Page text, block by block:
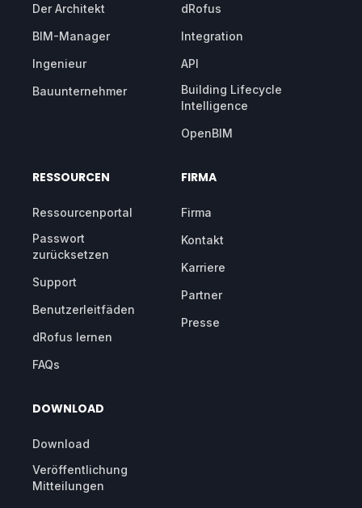
Der Architekt
BIM-Manager
Ingenieur
Bauunternehmer
dRofus
Integration
API
Building Lifecycle
Intelligence
OpenBIM
RESSOURCEN
Ressourcenportal
Passwort
zurücksetzen
Support
Benutzerleitfäden
dRofus lernen
FAQs
FIRMA
Firma
Kontakt
Karriere
Partner
Presse
DOWNLOAD
Download
Veröffentlichung
Mitteilungen